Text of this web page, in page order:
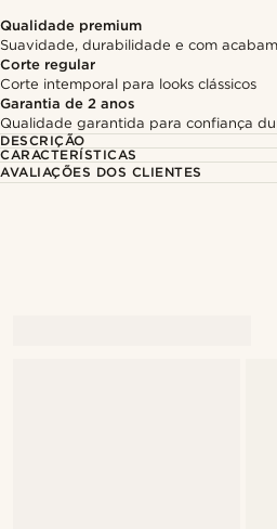
Qualidade premium
Suavidade, durabilidade e com
Corte regular
Corte intemporal para looks clássicos
Garantia de 2 anos
Qualidade garantida para confiança
DESCRIÇÃO
CARACTERÍSTICAS
AVALIAÇÕES DOS CLIENTES